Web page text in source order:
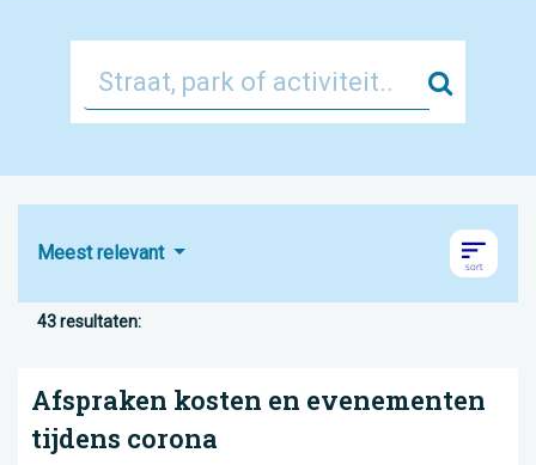
Zoek
Meest relevant
43 resultaten:
Afspraken kosten en evenementen
tijdens corona